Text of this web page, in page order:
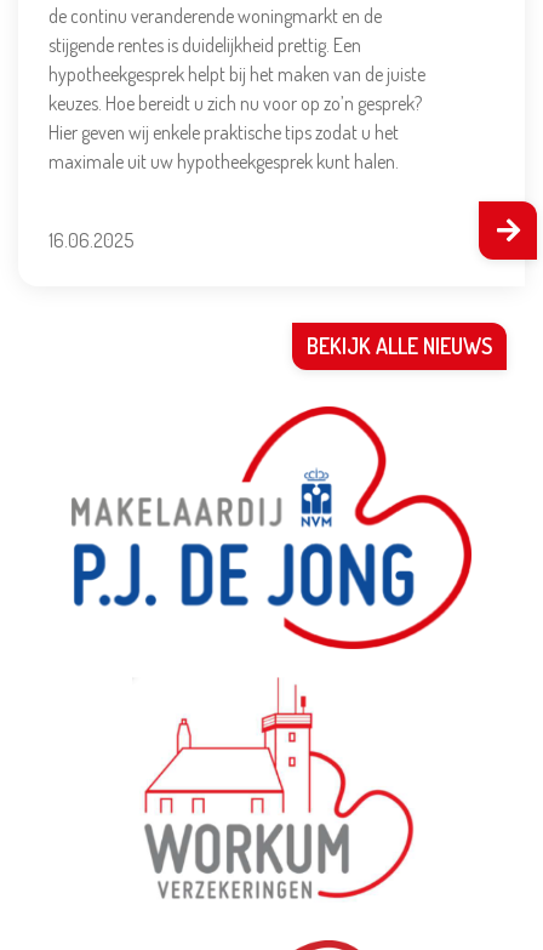
de continu veranderende woningmarkt en de
stijgende rentes is duidelijkheid prettig. Een
hypotheekgesprek helpt bij het maken van de juiste
keuzes. Hoe bereidt u zich nu voor op zo’n gesprek?
Hier geven wij enkele praktische tips zodat u het
maximale uit uw hypotheekgesprek kunt halen.
16.06.2025
BEKIJK ALLE NIEUWS